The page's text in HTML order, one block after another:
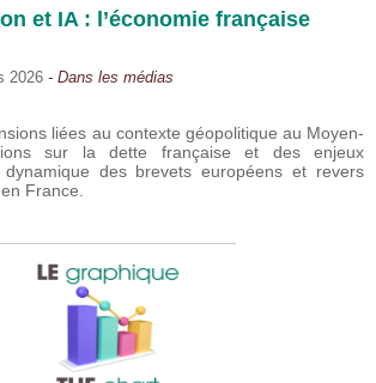
et IA : l’économie française
2026 - Dans les médias
liées au contexte géopolitique au Moyen-
sur la dette française et des enjeux
dynamique des brevets européens et revers
France.